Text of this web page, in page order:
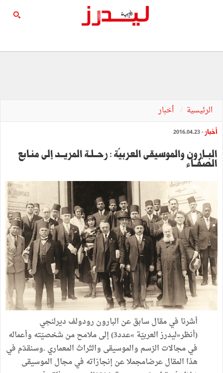
الرئيسية أخبار
أخبار - 2016.04.23
‬الصّفــاء
أشرنا‭ ‬في‭ ‬مقال‭ ‬سابق‭ ‬عن‭ ‬البارون‭ ‬رودولف‭ ‬ديرلنجي